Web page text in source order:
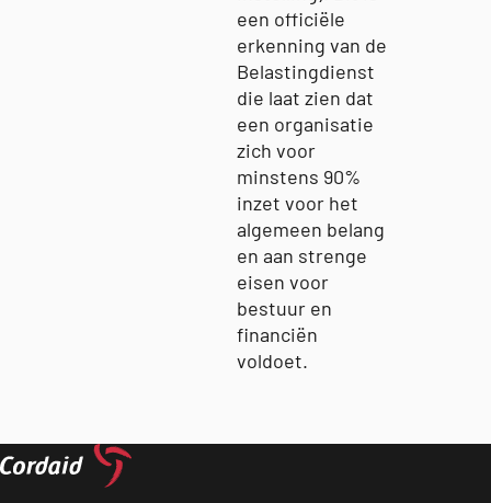
een officiële
erkenning van de
Belastingdienst
die laat zien dat
een organisatie
zich voor
minstens 90%
inzet voor het
algemeen belang
en aan strenge
eisen voor
bestuur en
financiën
voldoet.